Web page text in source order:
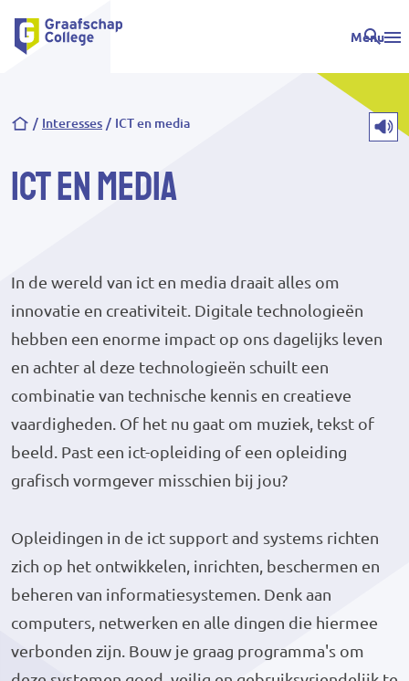
Menu
Kruimelpad
Interesses ICT en media
ICT en media
In de wereld van ict en media draait alles om
innovatie en creativiteit. Digitale technologieën
hebben een enorme impact op ons dagelijks leven
en achter al deze technologieën schuilt een
combinatie van technische kennis en creatieve
vaardigheden. Of het nu gaat om muziek, tekst of
beeld. Past een ict-opleiding of een opleiding
grafisch vormgever misschien bij jou?
Opleidingen in de ict support and systems richten
zich op het ontwikkelen, inrichten, beschermen en
beheren van informatiesystemen. Denk aan
computers, netwerken en alle dingen die hiermee
verbonden zijn. Bouw je graag programma's om